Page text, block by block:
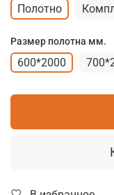
Полотно
Размер полотна мм.
600*2000